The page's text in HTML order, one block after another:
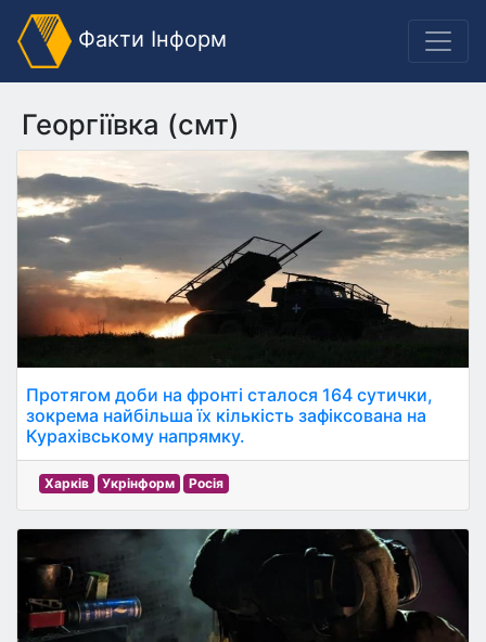
Факти Інформ
Георгіївка (смт)
Протягом доби на фронті сталося 164 сутички,
зокрема найбільша їх кількість зафіксована на
Курахівському напрямку.
Харків Укрінформ Росія